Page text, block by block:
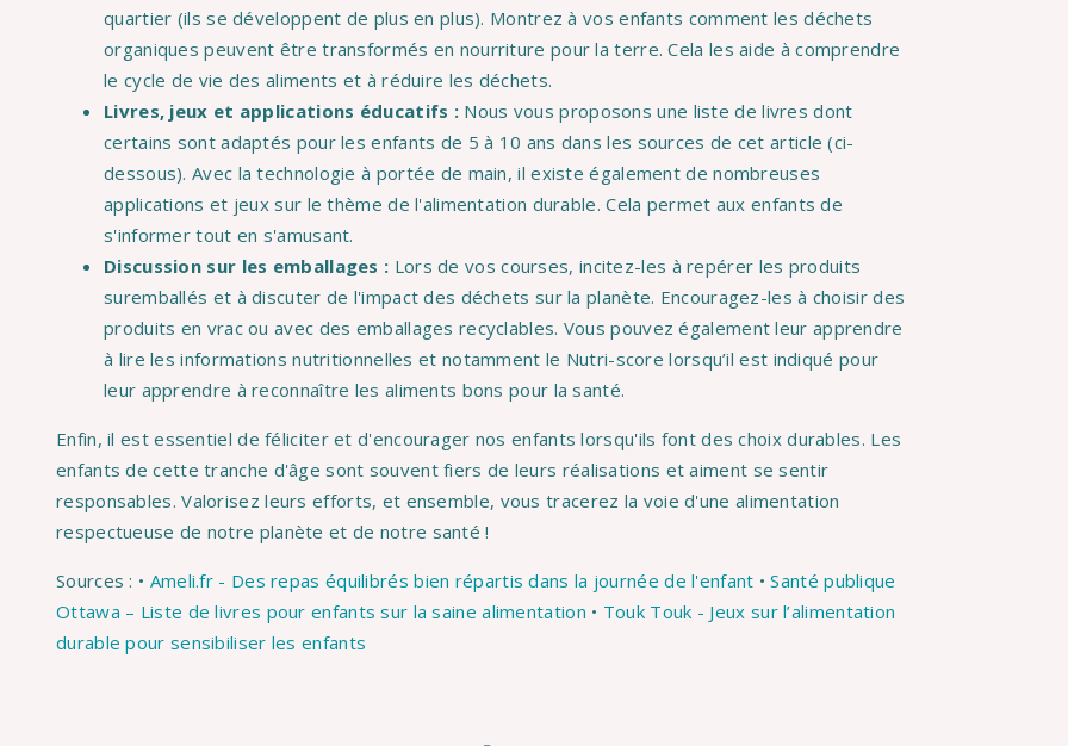
quartier (ils se développent de plus en plus). Montrez à vos enfants comment les déchets
organiques peuvent être transformés en nourriture pour la terre. Cela les aide à comprendre
le cycle de vie des aliments et à réduire les déchets.
Livres, jeux et applications éducatifs : Nous vous proposons une liste de livres dont
certains sont adaptés pour les enfants de 5 à 10 ans dans les sources de cet article (ci-
dessous). Avec la technologie à portée de main, il existe également de nombreuses
applications et jeux sur le thème de l'alimentation durable. Cela permet aux enfants de
s'informer tout en s'amusant.
Discussion sur les emballages : Lors de vos courses, incitez-les à repérer les produits
suremballés et à discuter de l'impact des déchets sur la planète. Encouragez-les à choisir des
produits en vrac ou avec des emballages recyclables. Vous pouvez également leur apprendre
à lire les informations nutritionnelles et notamment le Nutri-score lorsqu’il est indiqué pour
leur apprendre à reconnaître les aliments bons pour la santé.
Enfin, il est essentiel de féliciter et d'encourager nos enfants lorsqu'ils font des choix durables. Les
enfants de cette tranche d'âge sont souvent fiers de leurs réalisations et aiment se sentir
responsables. Valorisez leurs efforts, et ensemble, vous tracerez la voie d'une alimentation
respectueuse de notre planète et de notre santé !
Sources : • Ameli.fr - Des repas équilibrés bien répartis dans la journée de l'enfant •Santé publique
Ottawa – Liste de livres pour enfants sur la saine alimentation • Touk Touk - Jeux sur l’alimentation
durable pour sensibiliser les enfants